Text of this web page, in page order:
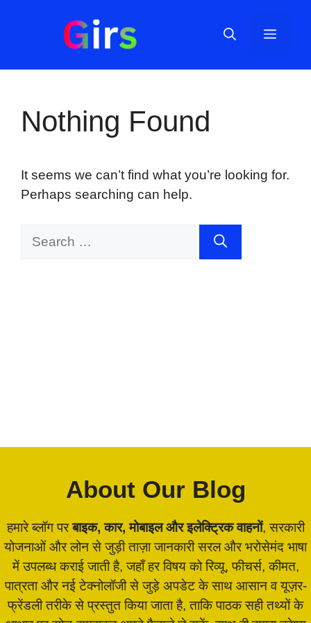
Menu
Nothing Found
It seems we can’t find what you’re looking for.
Perhaps searching can help.
About Our Blog
हमारे ब्लॉग परबाइक, कार, मोबाइल और इलेक्ट्रिक वाहनों, सरकारी
योजनाओं और लोन से जुड़ी ताज़ा जानकारी सरल और भरोसेमंद भाषा
में उपलब्ध कराई जाती है, जहाँ हर विषय को रिव्यू, फीचर्स, कीमत,
पात्रता और नई टेक्नोलॉजी से जुड़े अपडेट के साथ आसान व यूज़र-
फ्रेंडली तरीके से प्रस्तुत किया जाता है, ताकि पाठक सही तथ्यों के